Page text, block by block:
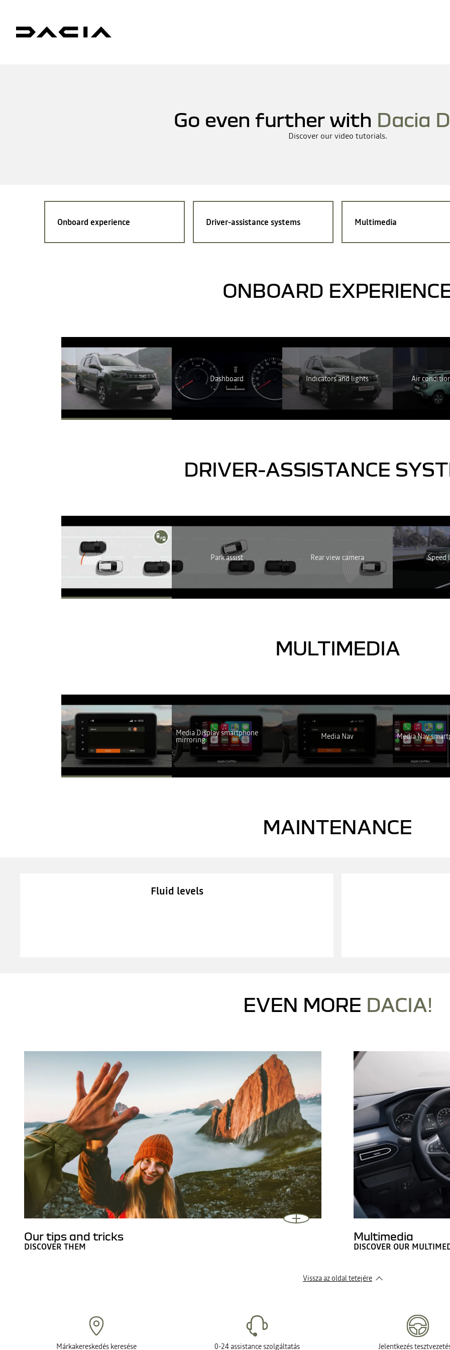
Go even further with Dacia
Discover our video tutorials.
Onboard experience Driver-assistance systems Multimedia
ONBOARD
MINDENT ELUTASÍTOK
MINDENT ELFOGADOK
Dashboard Indicators and lights Air
DRIVER-ASSISTANCE
MINDENT ELUTASÍTOK
MINDENT ELFOGADOK
Park assist Rear view camera Speed
MULTIMEDIA
MINDENT ELUTASÍTOK
MINDENT ELFOGADOK
Media Display smartphone
mirroring Media Nav Media Nav
MAINTENANCE
Fluid levels
EVEN MORE DACIA!
Our tips and tricks
DISCOVER THEM
Multimedia
DISCOVER OUR
Vissza az oldal tetejére
Márkakereskedés keresése 0-24 assistance szolgáltatás Jelentkezés